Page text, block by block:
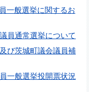
一般選挙に関するお
員通常選挙について
び茨城町議会議員補
一般選挙投開票状況